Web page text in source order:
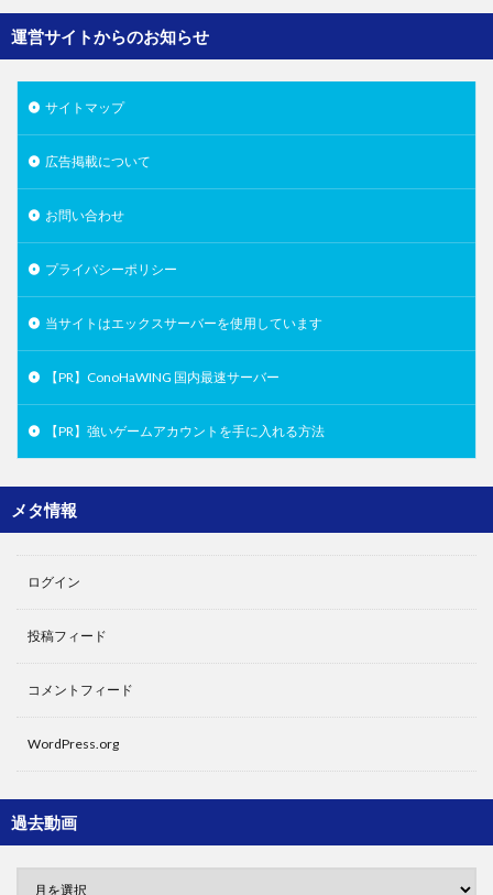
運営サイトからのお知らせ
サイトマップ
広告掲載について
お問い合わせ
プライバシーポリシー
当サイトはエックスサーバーを使用しています
【PR】ConoHaWING 国内最速サーバー
【PR】強いゲームアカウントを手に入れる方法
メタ情報
ログイン
投稿フィード
コメントフィード
WordPress.org
過去動画